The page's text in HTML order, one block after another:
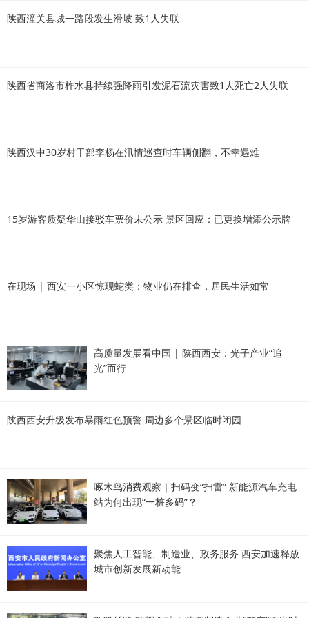
陕西潼关县城一路段发生滑坡 致1人失联
陕西省商洛市柞水县持续强降雨引发泥石流灾害致1人死亡2人失联
陕西汉中30岁村干部李杨在汛情巡查时车辆侧翻，不幸遇难
15岁游客质疑华山接驳车票价未公示 景区回应：已更换增添公示牌
在现场 | 西安一小区惊现蛇类：物业仍在排查，居民生活如常
高质量发展看中国 | 陕西西安：光子产业“追
光”而行
陕西西安升级发布暴雨红色预警 周边多个景区临时闭园
啄木鸟消费观察｜扫码变“扫雷” 新能源汽车充电
站为何出现“一桩多码”？
聚焦人工智能、制造业、政务服务 西安加速释放
城市创新发展新动能